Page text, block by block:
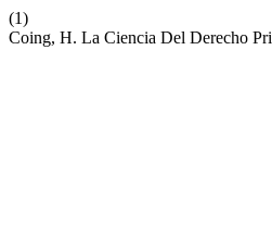
(1)
Coing, H. La Ciencia Del Derecho